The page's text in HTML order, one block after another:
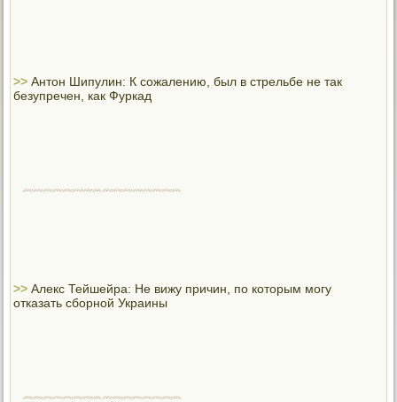
>>Антон Шипулин: К сожалению, был в стрельбе не так
безупречен, как Фуркад
>>Алекс Тейшейра: Не вижу причин, по которым могу
отказать сборной Украины